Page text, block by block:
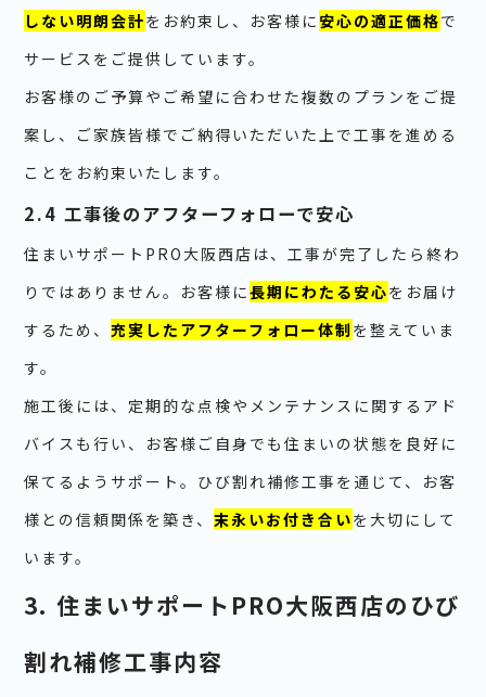
しない明朗会計をお約束し、お客様に 安心の適正価格で
サービスをご提供しています。
お客様のご予算やご希望に合わせた複数のプランをご提
案し、ご家族皆様でご納得いただいた上で工事を進める
ことをお約束いたします。
2.4 工事後のアフターフォローで安心
住まいサポートPRO大阪西店は、工事が完了したら終わ
りではありません。お客様に長期にわたる安心をお届け
するため、充実したアフターフォロー体制を整えていま
す。
施工後には、定期的な点検やメンテナンスに関するアド
バイスも行い、お客様ご自身でも住まいの状態を良好に
保てるようサポート。ひび割れ補修工事を通じて、お客
様との信頼関係を築き、末永いお付き合いを大切にして
います。
3. 住まいサポートPRO大阪西店のひび
割れ補修工事内容